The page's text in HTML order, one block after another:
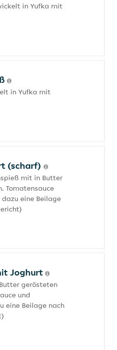
in Yufka mit
in Yufka mit
(scharf)
mit in Butter
Tomatensauce
eine Beilage
Joghurt
gerösteten
und
eine Beilage nach